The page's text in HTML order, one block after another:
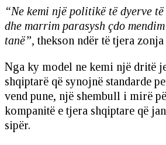
“Ne kemi një politikë të dyerve
dhe marrim parasysh çdo
tanë”, thekson ndër të tjera
Nga ky model ne kemi një dritë
shqiptarë që synojnë standarde
vend pune, një shembull i mirë
kompanitë e tjera shqiptare që
sipër.